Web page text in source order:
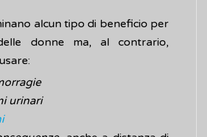
alcun tipo di beneficio per
donne ma, al contrario,
urinari